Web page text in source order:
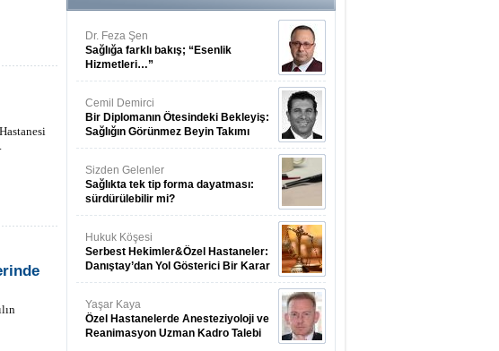
Dr. Feza Şen
Sağlığa farklı bakış; “Esenlik
Hizmetleri…”
Cemil Demirci
Bir Diplomanın Ötesindeki Bekleyiş:
Sağlığın Görünmez Beyin Takımı
Sizden Gelenler
Sağlıkta tek tip forma dayatması:
sürdürülebilir mi?
Hukuk Köşesi
Serbest Hekimler&Özel Hastaneler:
Danıştay’dan Yol Gösterici Bir Karar
Yaşar Kaya
Özel Hastanelerde Anesteziyoloji ve
Reanimasyon Uzman Kadro Talebi